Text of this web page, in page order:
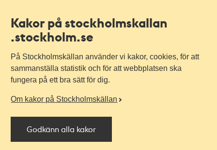
Kakor på stockholmskallan
.stockholm.se
På Stockholmskällan använder vi kakor, cookies, för att
sammanställa statistik och för att webbplatsen ska
fungera på ett bra sätt för dig.
Om kakor på Stockholmskällan
Godkänn alla kakor